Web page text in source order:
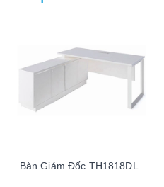
Bàn Giám Đốc TH1818DL